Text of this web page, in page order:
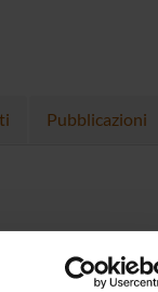
Pubblicazioni
obtained her PhD